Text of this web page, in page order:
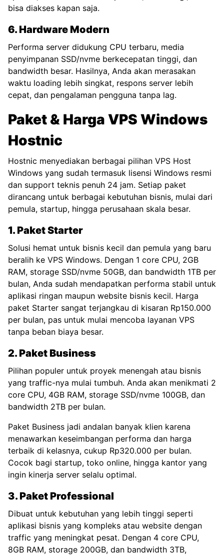
bisa diakses kapan saja.
6. Hardware Modern
Performa server didukung CPU terbaru, media
penyimpanan SSD/nvme berkecepatan tinggi, dan
bandwidth besar. Hasilnya, Anda akan merasakan
waktu loading lebih singkat, respons server lebih
cepat, dan pengalaman pengguna tanpa lag.
Paket & Harga VPS Windows
Hostnic
Hostnic menyediakan berbagai pilihan VPS Host
Windows yang sudah termasuk lisensi Windows resmi
dan support teknis penuh 24 jam. Setiap paket
dirancang untuk berbagai kebutuhan bisnis, mulai dari
pemula, startup, hingga perusahaan skala besar.
1. Paket Starter
Solusi hemat untuk bisnis kecil dan pemula yang baru
beralih ke VPS Windows. Dengan 1 core CPU, 2GB
RAM, storage SSD/nvme 50GB, dan bandwidth 1TB per
bulan, Anda sudah mendapatkan performa stabil untuk
aplikasi ringan maupun website bisnis kecil. Harga
paket Starter sangat terjangkau di kisaran Rp150.000
per bulan, pas untuk mulai mencoba layanan VPS
tanpa beban biaya besar.
2. Paket Business
Pilihan populer untuk proyek menengah atau bisnis
yang traffic-nya mulai tumbuh. Anda akan menikmati 2
core CPU, 4GB RAM, storage SSD/nvme 100GB, dan
bandwidth 2TB per bulan.
Paket Business jadi andalan banyak klien karena
menawarkan keseimbangan performa dan harga
terbaik di kelasnya, cukup Rp320.000 per bulan.
Cocok bagi startup, toko online, hingga kantor yang
ingin kinerja server selalu optimal.
3. Paket Professional
Dibuat untuk kebutuhan yang lebih tinggi seperti
aplikasi bisnis yang kompleks atau website dengan
traffic yang meningkat pesat. Dengan 4 core CPU,
8GB RAM, storage 200GB, dan bandwidth 3TB,